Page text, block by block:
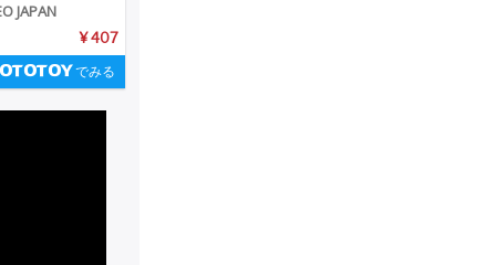
JAPAN
¥ 407
でみる